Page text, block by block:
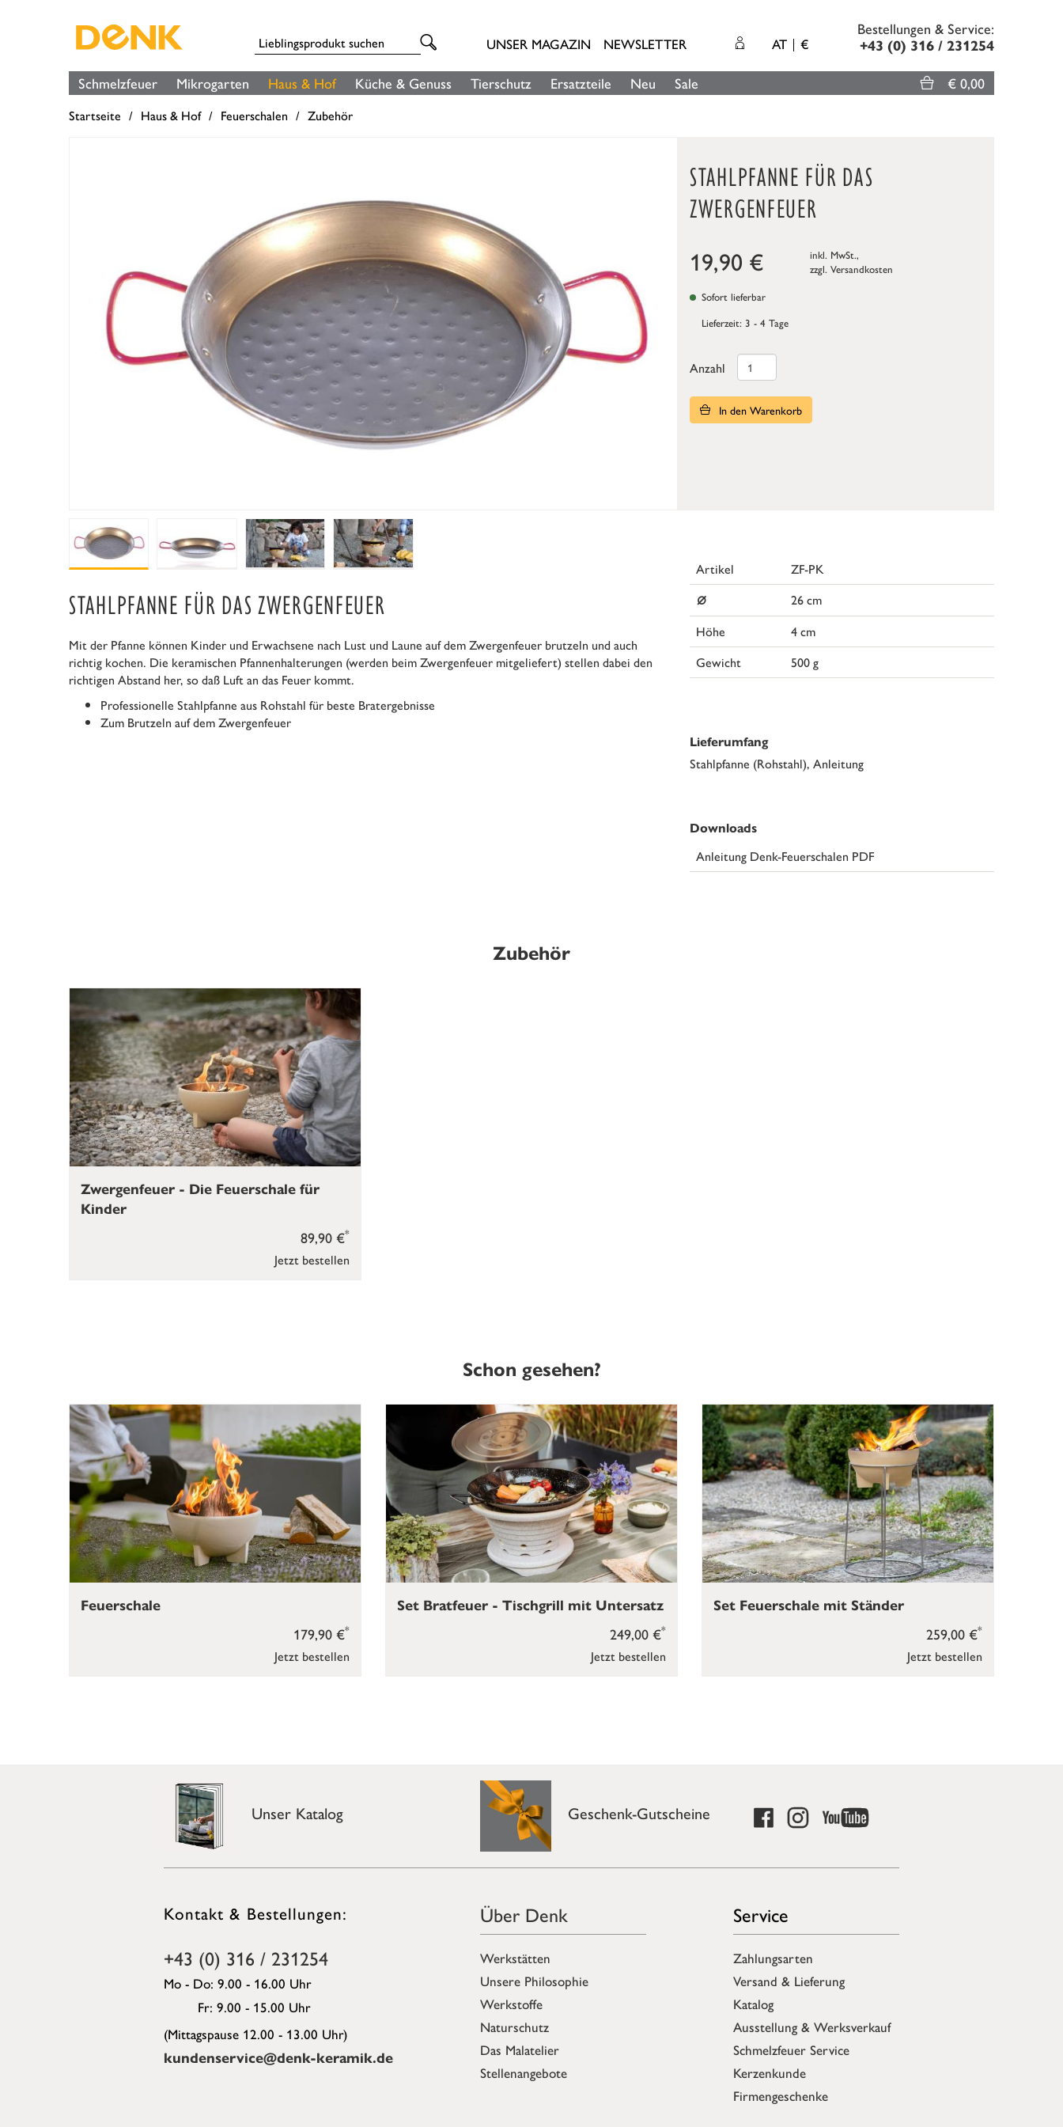
UNSER MAGAZIN NEWSLETTER AT €
Bestellungen & Service:
+43 (0) 316 / 231254
Schmelzfeuer Mikrogarten Haus & Hof Küche & Genuss Tierschutz Ersatzteile Neu Sale € 0,00
Startseite Haus & Hof Feuerschalen Zubehör
STAHLPFANNE FÜR DAS
ZWERGENFEUER
19,90 €
inkl. MwSt.,
zzgl. Versandkosten
Sofort lieferbar
Lieferzeit: 3 - 4 Tage
Anzahl
In den Warenkorb
STAHLPFANNE FÜR DAS ZWERGENFEUER
Mit der Pfanne können Kinder und Erwachsene nach Lust und Laune auf dem Zwergenfeuer brutzeln und auch
richtig kochen. Die keramischen Pfannenhalterungen (werden beim Zwergenfeuer mitgeliefert) stellen dabei den
richtigen Abstand her, so daß Luft an das Feuer kommt.
Professionelle Stahlpfanne aus Rohstahl für beste Bratergebnisse
Zum Brutzeln auf dem Zwergenfeuer
Artikel ZF-PK
⌀
26 cm
Höhe
4 cm
Gewicht
500 g
Lieferumfang
Stahlpfanne (Rohstahl), Anleitung
Downloads
Anleitung Denk-Feuerschalen PDF
Zubehör
Jetzt bestellen
89,90 €*
Zwergenfeuer - Die Feuerschale für
Kinder
Schon gesehen?
Jetzt bestellen
179,90 €*
Feuerschale
Jetzt bestellen
249,00 €*
Set Bratfeuer - Tischgrill mit Untersatz
Jetzt bestellen
259,00 €*
Set Feuerschale mit Ständer
Unser Katalog Geschenk-Gutscheine
Kontakt & Bestellungen:
+43 (0) 316 / 231254
Mo - Do: 9.00 - 16.00 Uhr
Fr: 9.00 - 15.00 Uhr
(Mittagspause 12.00 - 13.00 Uhr)
kundenservice@denk-keramik.de
Über Denk
Werkstätten
Unsere Philosophie
Werkstoffe
Naturschutz
Das Malatelier
Stellenangebote
Service
Zahlungsarten
Versand & Lieferung
Katalog
Ausstellung & Werksverkauf
Schmelzfeuer Service
Kerzenkunde
Firmengeschenke